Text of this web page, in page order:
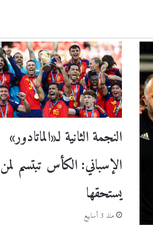
النجمة الثانية لـ«الماتادور»
الإسباني: الكأس تبتسم لمن
يستحقها
منذ 3 أسابيع